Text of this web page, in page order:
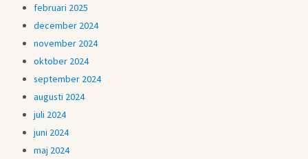
februari 2025
december 2024
november 2024
oktober 2024
september 2024
augusti 2024
juli 2024
juni 2024
maj 2024